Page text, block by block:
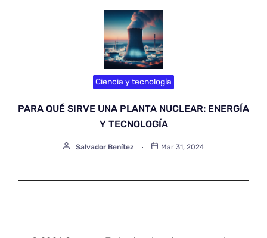
Ciencia y tecnología
PARA QUÉ SIRVE UNA PLANTA NUCLEAR: ENERGÍA
Y TECNOLOGÍA
Salvador Benítez Mar 31, 2024